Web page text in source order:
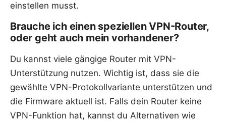
einstellen musst.
Brauche ich einen speziellen VPN-Router,
oder geht auch mein vorhandener?
Du kannst viele gängige Router mit VPN-
Unterstützung nutzen. Wichtig ist, dass sie die
gewählte VPN-Protokollvariante unterstützen und
die Firmware aktuell ist. Falls dein Router keine
VPN-Funktion hat, kannst du Alternativen wie